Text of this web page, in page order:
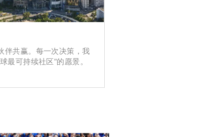
伴共赢。每一次决策，我
最可持续社区”的愿景。